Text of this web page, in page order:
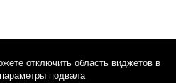
отключить область виджетов в
подвала